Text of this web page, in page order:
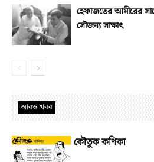
হেফাজতের আমীরের
সৌজন্য সাক্ষাৎ
আরও খবর
কৌতুক কণিকা